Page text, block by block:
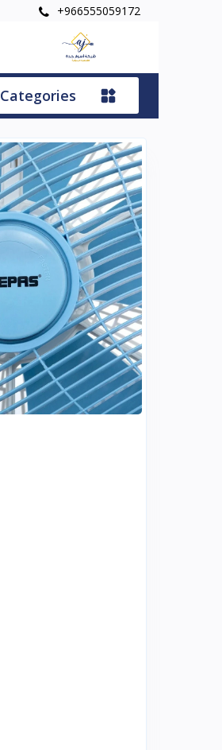
+966555059172
Categories